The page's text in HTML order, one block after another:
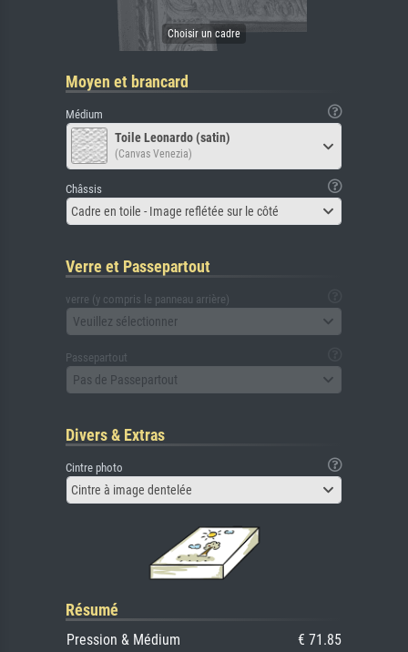
Moyen et brancard
Médium
Toile Leonardo (satin)
(Canvas Venezia)
Châssis
Cadre en toile - Image reflétée sur le côté
Verre et Passepartout
verre (y compris le panneau arrière)
Veuillez sélectionner
Passepartout
Pas de Passepartout
Divers & Extras
Cintre photo
Cintre à image dentelée
Résumé
Pression & Médium
€ 71.85